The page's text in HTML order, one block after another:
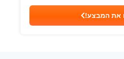
את המבצע!